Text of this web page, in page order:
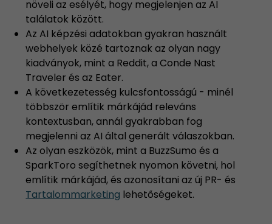
növeli az esélyét, hogy megjelenjen az AI
találatok között.
Az AI képzési adatokban gyakran használt
webhelyek közé tartoznak az olyan nagy
kiadványok, mint a Reddit, a Conde Nast
Traveler és az Eater.
A következetesség kulcsfontosságú - minél
többször említik márkájád releváns
kontextusban, annál gyakrabban fog
megjelenni az AI által generált válaszokban.
Az olyan eszközök, mint a BuzzSumo és a
SparkToro segíthetnek nyomon követni, hol
említik márkájád, és azonosítani az új PR- és
Tartalommarketing lehetőségeket.